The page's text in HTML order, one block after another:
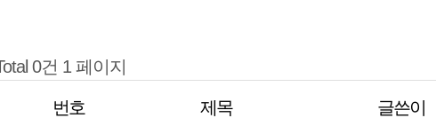
0건 1 페이지
번호 제목 글쓴이